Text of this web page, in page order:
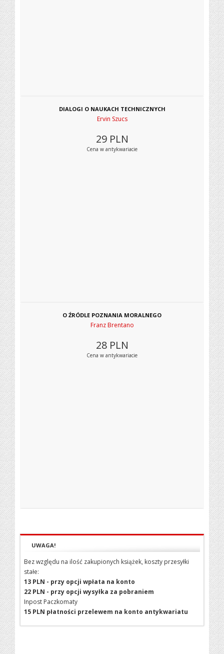
DIALOGI O NAUKACH TECHNICZNYCH
Ervin Szucs
29 PLN
Cena w antykwariacie
O ŹRÓDLE POZNANIA MORALNEGO
Franz Brentano
28 PLN
Cena w antykwariacie
UWAGA!
Bez względu na ilość zakupionych książek, koszty przesyłki
stałe:
13 PLN - przy opcji wpłata na konto
22 PLN - przy opcji wysyłka za pobraniem
Inpost Paczkomaty
15 PLN płatności przelewem na konto antykwariatu